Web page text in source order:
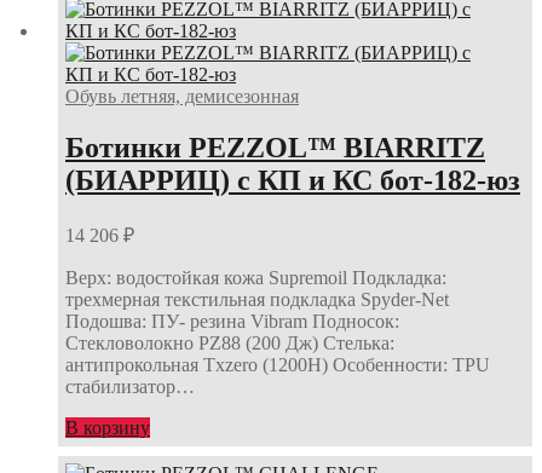
Обувь летняя, демисезонная
Ботинки PEZZOL™ BIARRITZ
(БИАРРИЦ) с КП и КС бот-182-юз
14 206 ₽
Верх: водостойкая кожа Supremoil Подкладка:
трехмерная текстильная подкладка Spyder-Net
Подошва: ПУ- резина Vibram Подносок:
Стекловолокно PZ88 (200 Дж) Стелька:
антипрокольная Txzero (1200Н) Особенности: TPU
стабилизатор…
В корзину